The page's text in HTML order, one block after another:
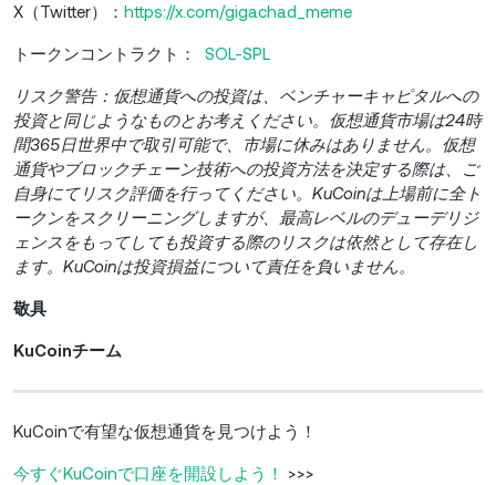
X（Twitter）： https://x.com/gigachad_meme
トークンコントラクト： SOL-SPL
リスク警告：仮想通貨への投資は、ベンチャーキャピタルへの
投資と同じようなものとお考えください。仮想通貨市場は24時
間365日世界中で取引可能で、市場に休みはありません。仮想
通貨やブロックチェーン技術への投資方法を決定する際は、ご
自身にてリスク評価を行ってください。KuCoinは上場前に全ト
ークンをスクリーニングしますが、最高レベルのデューデリジ
ェンスをもってしても投資する際のリスクは依然として存在し
ます。KuCoinは投資損益について責任を負いません。
敬具
KuCoinチーム
KuCoinで有望な仮想通貨を見つけよう！
今すぐKuCoinで口座を開設しよう！ >>>